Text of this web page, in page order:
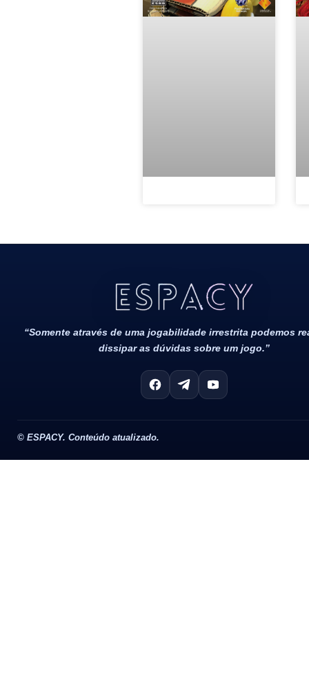
Todos Os Direitos Reservados 2022/2023​
“Somente através de uma jogabilidade irrestrita podemos
dissipar as dúvidas sobre um jogo.”
© ESPACY. Conteúdo atualizado.